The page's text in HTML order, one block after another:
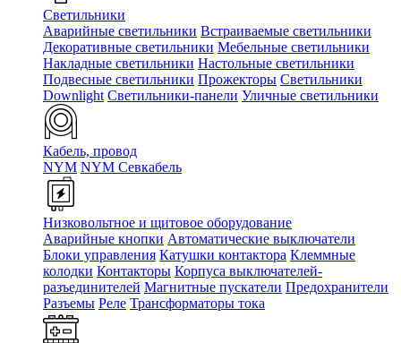
Светильники
Аварийные светильники Встраиваемые светильники
Декоративные светильники Мебельные светильники
Накладные светильники Настольные светильники
Подвесные светильники Прожекторы Светильники
Downlight Светильники-панели Уличные светильники
Кабель, провод
NYM NYM Севкабель
Низковольтное и щитовое оборудование
Аварийные кнопки Автоматические выключатели
Блоки управления Катушки контактора Клеммные
колодки Контакторы Корпуса выключателей-
разъединителей Магнитные пускатели Предохранители
Разъемы Реле Трансформаторы тока